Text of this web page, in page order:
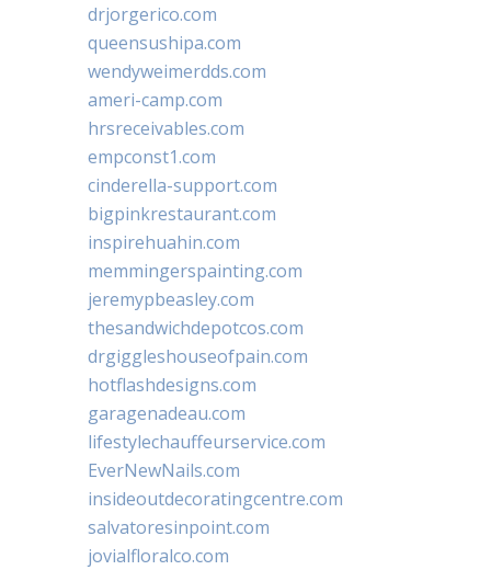
drjorgerico.com
queensushipa.com
wendyweimerdds.com
ameri-camp.com
hrsreceivables.com
empconst1.com
cinderella-support.com
bigpinkrestaurant.com
inspirehuahin.com
memmingerspainting.com
jeremypbeasley.com
thesandwichdepotcos.com
drgiggleshouseofpain.com
hotflashdesigns.com
garagenadeau.com
lifestylechauffeurservice.com
EverNewNails.com
insideoutdecoratingcentre.com
salvatoresinpoint.com
jovialfloralco.com